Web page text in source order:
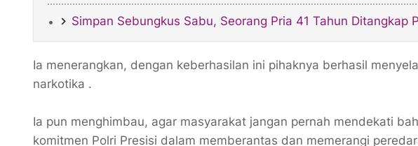
Simpan Sebungkus Sabu, Seorang Pria 41 Tahun Ditangkap
Ia menerangkan, dengan keberhasilan ini pihaknya berhasil
narkotika .
Ia pun menghimbau, agar masyarakat jangan pernah mendekati
komitmen Polri Presisi dalam memberantas dan memerangi